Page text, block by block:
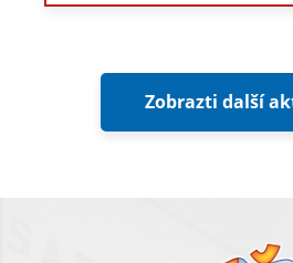
Zobrazti další